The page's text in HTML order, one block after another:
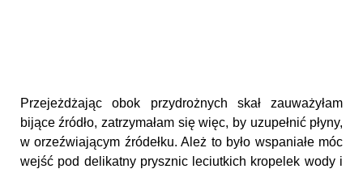
Przejeżdżając obok przydrożnych skał zauważyłam
bijące źródło, zatrzymałam się więc, by uzupełnić płyny,
w orzeźwiającym źródełku. Ależ to było wspaniałe móc
wejść pod delikatny prysznic leciutkich kropelek wody i